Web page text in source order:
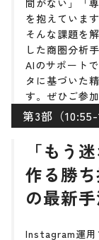
間がない」「
を抱えています
そんな課題を
した商圏分析
AIのサポート
タに基づいた
す。ぜひご参加
第3部（
「もう
作る勝
の最新
Instagram運用